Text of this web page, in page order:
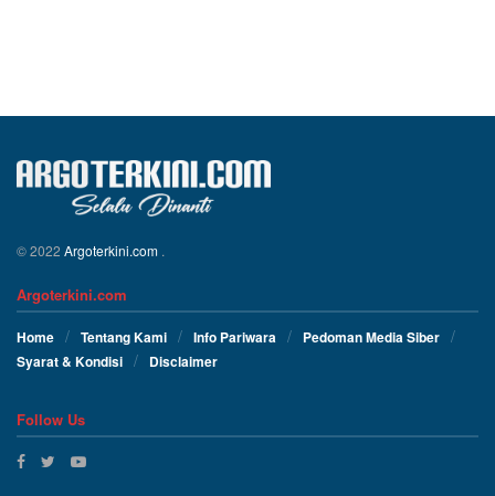
© 2022 Argoterkini.com .
Argoterkini.com
Home Tentang Kami Info Pariwara
Pedoman Media Siber
Syarat & Kondisi
Disclaimer
Follow Us